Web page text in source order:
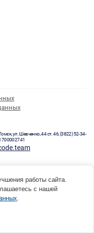
ул. Шевченко, 44 ст. 46, (3822) 52-34-
работы сайта.
с нашей
.